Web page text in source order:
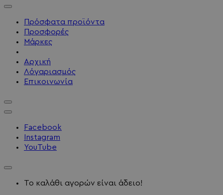
Πρόσφατα προϊόντα
Προσφορές
Μάρκες
Αρχική
Λόγαριασμός
Επικοινωνία
Facebook
Instagram
YouTube
Το καλάθι αγορών είναι άδειο!